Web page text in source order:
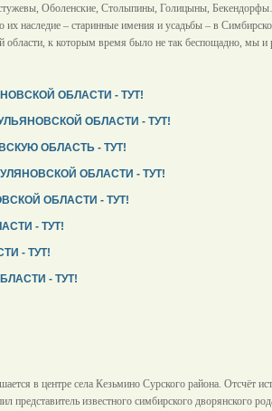
Оболенские, Столыпины, Голицыны,
их наследие – старинные имения и усадьбы – в
области, к которым время было не так беспощадно, мы и
ОБЛАСТИ - ТУТ!
ОБЛАСТИ - ТУТ!
ОБЛАСТЬ - ТУТ!
ОБЛАСТИ - ТУТ!
ОБЛАСТИ - ТУТ!
- ТУТ!
- ТУТ!
- ТУТ!
в центре села Кезьмино Сурского района. Отсчёт
представитель известного симбирского дворянского